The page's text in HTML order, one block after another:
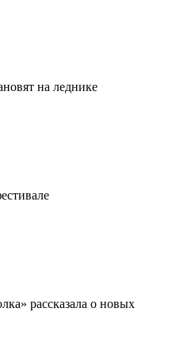
на леднике
рассказала о новых